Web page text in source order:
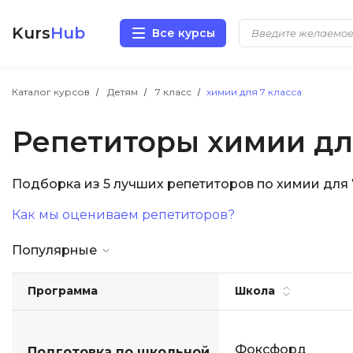
KursHub Все курсы
Каталог курсов Детям 7 класс химии для 7 класса
Репетиторы химии
Подборка из 5 лучших репетиторов по химии
Как мы оцениваем репетиторов?
Популярные
Программа Школа
Фоксфорд
Разработка
Маркетинг
Аналитика
Иностранные языки